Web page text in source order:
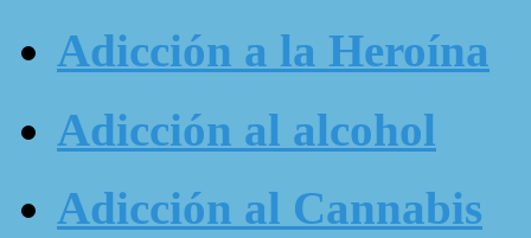
Adicción a la Heroína
Adicción al alcohol
Adicción al Cannabis